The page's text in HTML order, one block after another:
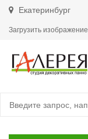
Екатеринбург
Загрузить изображение